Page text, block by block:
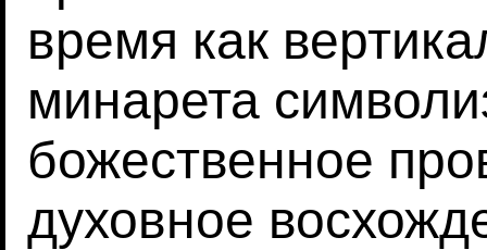
время как
минарета
божественное
духовное